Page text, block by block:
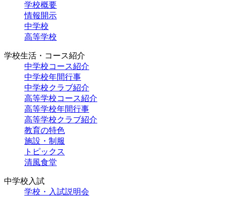
学校概要
情報開示
中学校
高等学校
学校生活・コース紹介
中学校コース紹介
中学校年間行事
中学校クラブ紹介
高等学校コース紹介
高等学校年間行事
高等学校クラブ紹介
教育の特色
施設・制服
トピックス
清風食堂
中学校入試
学校・入試説明会